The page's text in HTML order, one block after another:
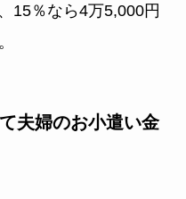
15％なら4万5,000円
夫婦のお小遣い金